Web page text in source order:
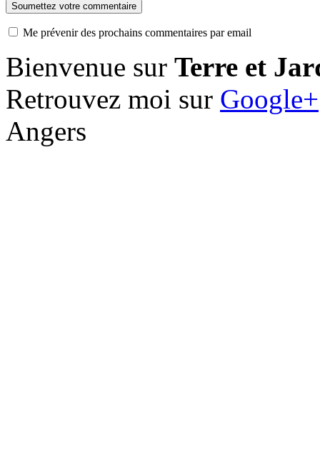
Me prévenir des prochains commentaires par email
Bienvenue sur Terre et
Retrouvez moi sur Google+
Angers